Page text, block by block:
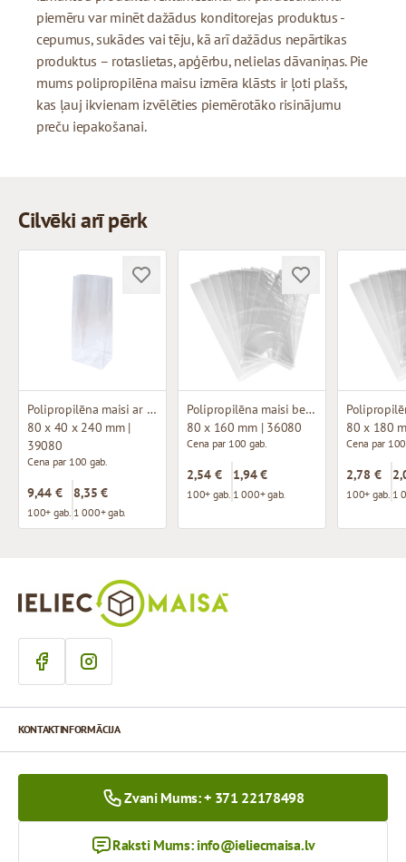
piemēru var minēt dažādus konditorejas produktus -
cepumus, sukādes vai tēju, kā arī dažādus nepārtikas
produktus – rotaslietas, apģērbu, nelielas dāvaniņas. Pie
mums polipropilēna maisu izmēra klāsts ir ļoti plašs,
kas ļauj ikvienam izvēlēties piemērotāko risinājumu
preču iepakošanai.
Cilvēki arī pērk
Polipropilēna maisi ar plakanu pamatni
80 x 40 x 240 mm |
39080
Cena par 100 gab.
9,44 €
100+ gab.
8,35 €
1 000+ gab.
Polipropilēna maisi bez ieloces
80 x 160 mm | 36080
Cena par 100 gab.
2,54 €
100+ gab.
1,94 €
1 000+ gab.
80 x 180
Cena par
2,78 €
100+ gab. 1
KONTAKTINFORMĀCIJA
Zvani Mums: + 371 22178498
Raksti Mums: info@ieliecmaisa.lv